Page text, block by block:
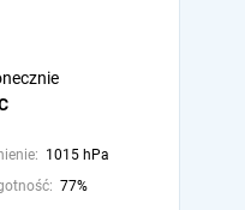
1015 hPa
77%